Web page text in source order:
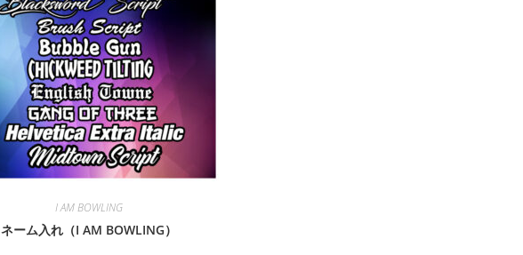
I AM BOWLING
ネーム入れ（I AM BOWLING）